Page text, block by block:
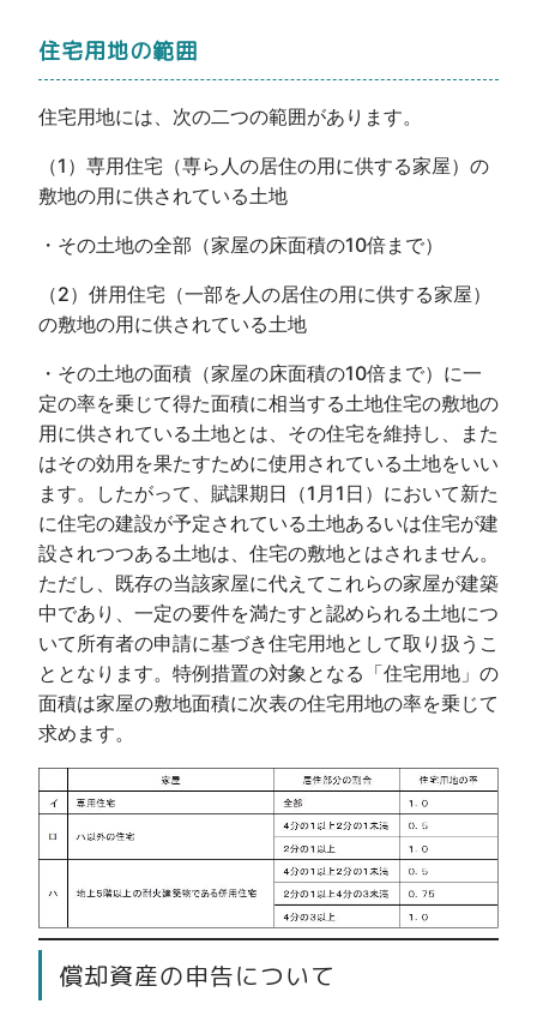
住宅用地の範囲
住宅用地には、次の二つの範囲があります。
（1）専用住宅（専ら人の居住の用に供する家屋）の
敷地の用に供されている土地
・その土地の全部（家屋の床面積の10倍まで）
（2）併用住宅（一部を人の居住の用に供する家屋）
の敷地の用に供されている土地
・その土地の面積（家屋の床面積の10倍まで）に一
定の率を乗じて得た面積に相当する土地住宅の敷地の
用に供されている土地とは、その住宅を維持し、また
はその効用を果たすために使用されている土地をいい
ます。したがって、賦課期日（1月1日）において新た
に住宅の建設が予定されている土地あるいは住宅が建
設されつつある土地は、住宅の敷地とはされません。
ただし、既存の当該家屋に代えてこれらの家屋が建築
中であり、一定の要件を満たすと認められる土地につ
いて所有者の申請に基づき住宅用地として取り扱うこ
ととなります。特例措置の対象となる「住宅用地」の
面積は家屋の敷地面積に次表の住宅用地の率を乗じて
求めます。
償却資産の申告について